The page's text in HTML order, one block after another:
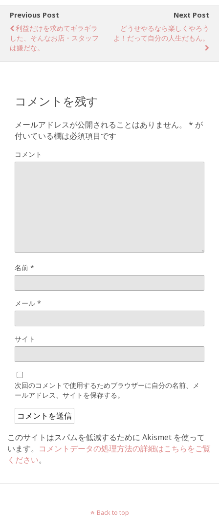
Previous Post
利益だけを求めてギラギラ
した、そんなお店・スタッフ
は嫌だな。
Next Post
どうせやるなら楽しくやろう
よ！だって自分の人生だもん。
コメントを残す
メールアドレスが公開されることはありません。 * が
付いている欄は必須項目です
コメント
名前 *
メール *
サイト
次回のコメントで使用するためブラウザーに自分の名前、メ
ールアドレス、サイトを保存する。
このサイトはスパムを低減するために Akismet を使って
います。 コメントデータの処理方法の詳細はこちらをご覧
ください。
Back to top